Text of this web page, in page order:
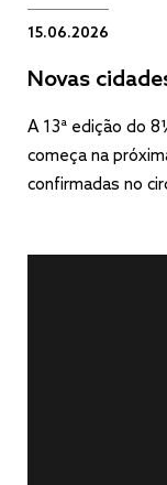
15.06.2026
Novas
A 13ª edição do
começa na
confirmadas no